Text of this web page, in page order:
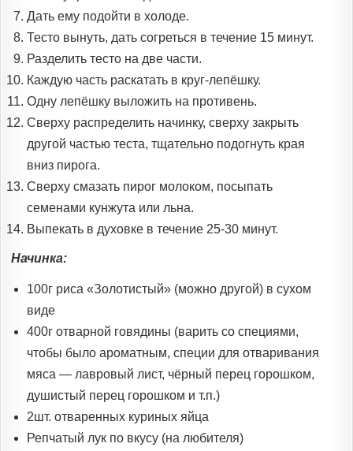
Дать ему подойти в холоде.
Тесто вынуть, дать согреться в течение 15 минут.
Разделить тесто на две части.
Каждую часть раскатать в круг-лепёшку.
Одну лепёшку выложить на противень.
Сверху распределить начинку, сверху закрыть
другой частью теста, тщательно подогнуть края
вниз пирога.
Сверху смазать пирог молоком, посыпать
семенами кунжута или льна.
Выпекать в духовке в течение 25-30 минут.
Начинка:
100г риса «Золотистый» (можно другой) в сухом
виде
400г отварной говядины (варить со специями,
чтобы было ароматным, специи для отваривания
мяса — лавровый лист, чёрный перец горошком,
душистый перец горошком и т.п.)
2шт. отваренных куриных яйца
Репчатый лук по вкусу (на любителя)